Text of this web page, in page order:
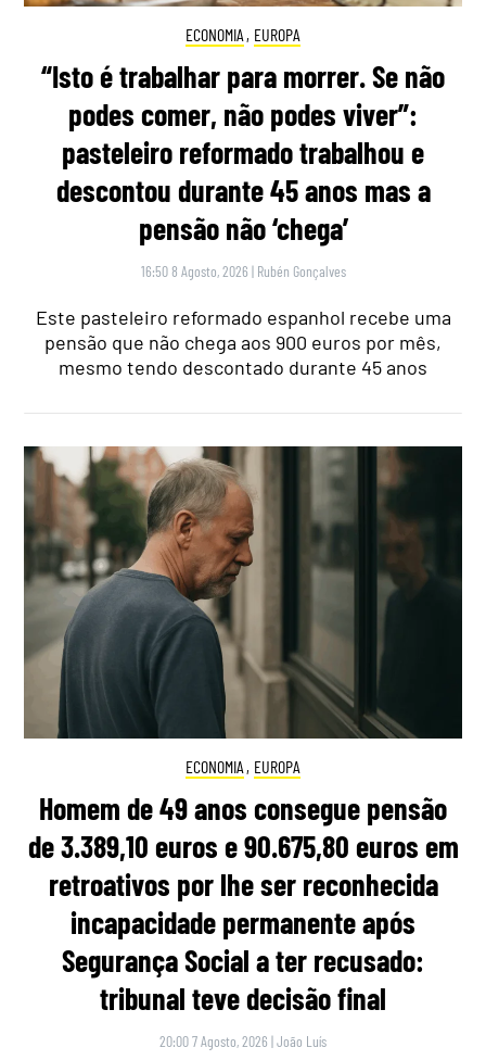
ECONOMIA , EUROPA
“Isto é trabalhar para morrer. Se não
podes comer, não podes viver”:
pasteleiro reformado trabalhou e
descontou durante 45 anos mas a
pensão não ‘chega’
16:50 8 Agosto, 2026 | Rubén Gonçalves
Este pasteleiro reformado espanhol recebe uma
pensão que não chega aos 900 euros por mês,
mesmo tendo descontado durante 45 anos
ECONOMIA , EUROPA
Homem de 49 anos consegue pensão
de 3.389,10 euros e 90.675,80 euros em
retroativos por lhe ser reconhecida
incapacidade permanente após
Segurança Social a ter recusado:
tribunal teve decisão final
20:00 7 Agosto, 2026 |João Luís